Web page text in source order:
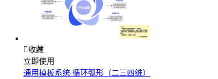
收藏
立即使用
通用模板系统-循环弧形（二三四维）